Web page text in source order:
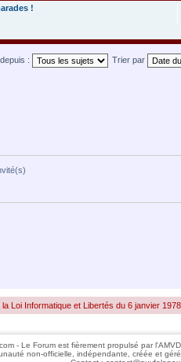
!
: Trier par
Loi Informatique et Libertés du 6 janvier
- Le Forum est fièrement propulsé par
non-officielle, indépendante, créée et